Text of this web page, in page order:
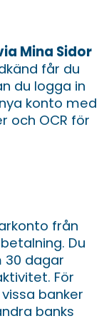
Mina Sidor
får du
du logga in
konto med
och OCR för
från
Du
30 dagar
För
banker
banks